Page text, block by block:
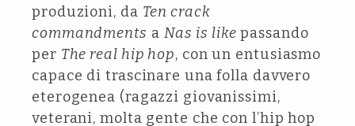
produzioni, da Ten crack
commandments a Nas is like passando
per The real hip hop, con un entusiasmo
capace di trascinare una folla davvero
eterogenea (ragazzi giovanissimi,
veterani, molta gente che con l’hip hop